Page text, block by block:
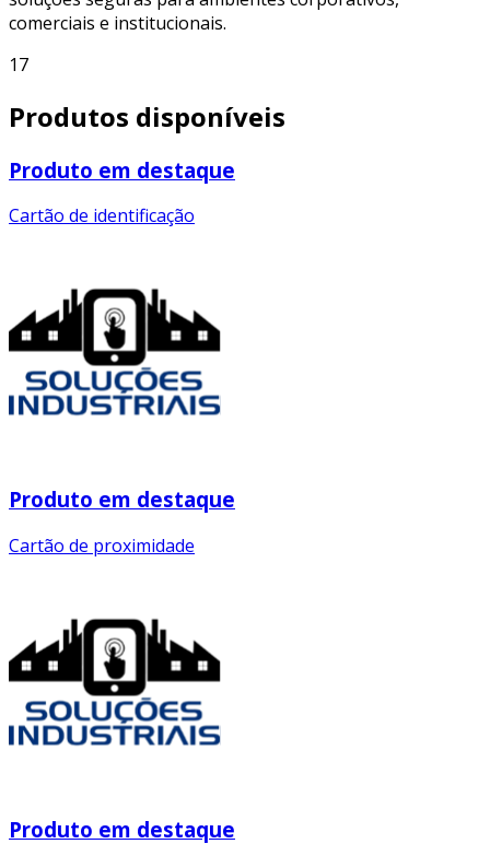
comerciais e institucionais.
17
Produtos disponíveis
Produto em destaque
Cartão de identificação
Produto em destaque
Cartão de proximidade
Produto em destaque